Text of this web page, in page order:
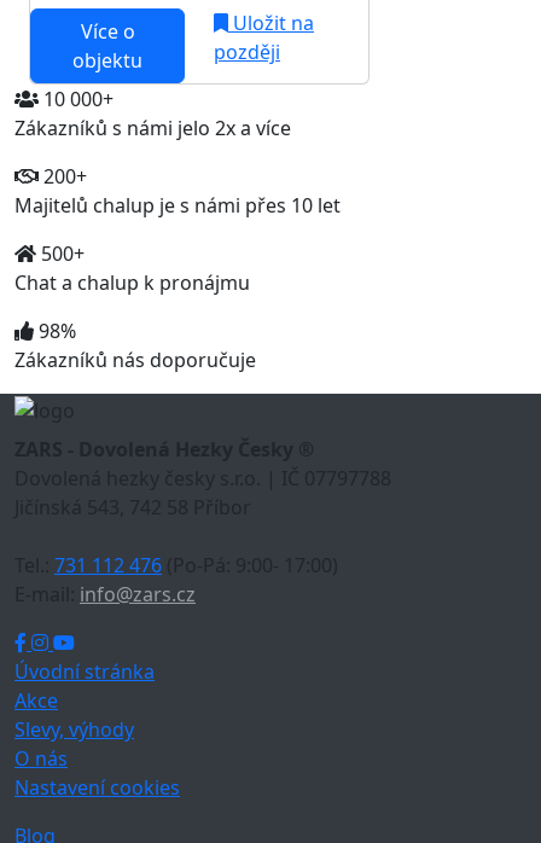
Více o
objektu
Uložit na
později
10 000+
Zákazníků s námi jelo 2x a více
200+
Majitelů chalup je s námi přes 10 let
500+
Chat a chalup k pronájmu
98%
Zákazníků nás doporučuje
ZARS - Dovolená Hezky Česky ®
Dovolená hezky česky s.r.o. | IČ 07797788
Jičínská 543, 742 58 Příbor
Tel.: 731 112 476 (Po-Pá: 9:00- 17:00)
E-mail: info@zars.cz
Úvodní stránka
Akce
Slevy, výhody
O nás
Nastavení cookies
Blog